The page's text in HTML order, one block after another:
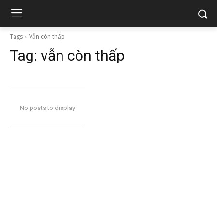
Tags Vẫn còn thấp
Tag: vẫn còn thấp
No posts to display